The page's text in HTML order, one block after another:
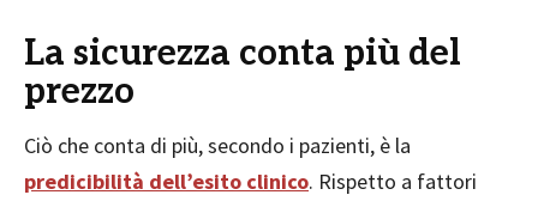
La sicurezza conta più del
prezzo
Ciò che conta di più, secondo i pazienti, è la
predicibilità dell’esito clinico. Rispetto a fattori